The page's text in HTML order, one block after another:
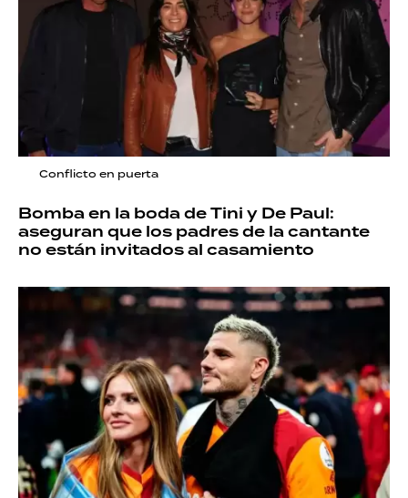
Conflicto en puerta
Bomba en la boda de Tini y De Paul:
aseguran que los padres de la cantante
no están invitados al casamiento